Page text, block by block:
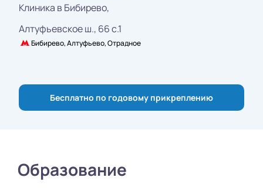
Клиника в Бибирево,
Алтуфьевское ш., 66 с.1
Бибирево, Алтуфьево, Отрадное
Бесплатно по годовому прикреплению
Образование